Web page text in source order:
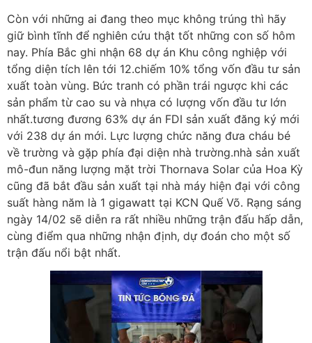
Còn với những ai đang theo mục không trúng thì hãy
giữ bình tĩnh để nghiên cứu thật tốt những con số hôm
nay. Phía Bắc ghi nhận 68 dự án Khu công nghiệp với
tổng diện tích lên tới 12.chiếm 10% tổng vốn đầu tư sản
xuất toàn vùng. Bức tranh có phần trái ngược khi các
sản phẩm từ cao su và nhựa có lượng vốn đầu tư lớn
nhất.tương đương 63% dự án FDI sản xuất đăng ký mới
với 238 dự án mới. Lực lượng chức năng đưa cháu bé
về trường và gặp phía đại diện nhà trường.nhà sản xuất
mô-đun năng lượng mặt trời Thornava Solar của Hoa Kỳ
cũng đã bắt đầu sản xuất tại nhà máy hiện đại với công
suất hàng năm là 1 gigawatt tại KCN Quế Võ. Rạng sáng
ngày 14/02 sẽ diễn ra rất nhiều những trận đấu hấp dẫn,
cùng điểm qua những nhận định, dự đoán cho một số
trận đấu nổi bật nhất.